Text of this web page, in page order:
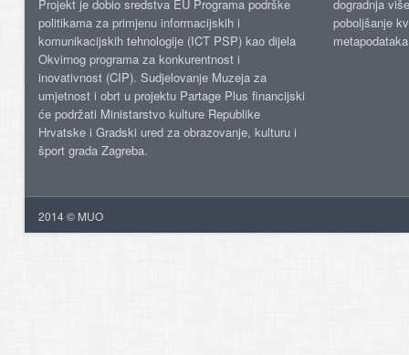
Projekt je dobio sredstva EU Programa podrške
politikama za primjenu informacijskih i
komunikacijskih tehnologije (ICT PSP) kao dijela
Okvirnog programa za konkurentnost i
inovativnost (CIP). Sudjelovanje Muzeja za
umjetnost i obrt u projektu Partage Plus financijski
će podržati Ministarstvo kulture Republike
Hrvatske i Gradski ured za obrazovanje, kulturu i
šport grada Zagreba.
dogradnja
poboljšanje
2014 © MUO